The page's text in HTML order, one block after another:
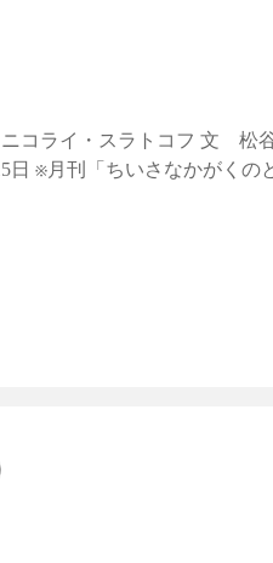
コライ・スラトコフ 文 松
※月刊「ちいさなかがくの